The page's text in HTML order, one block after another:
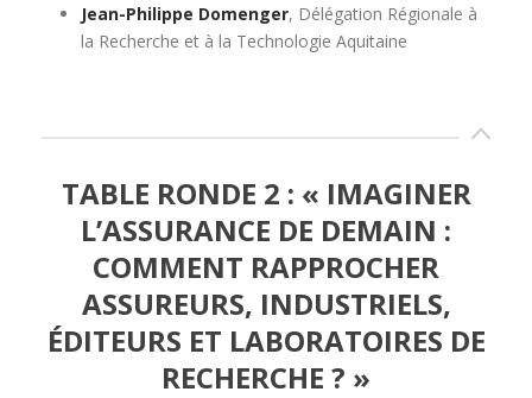
Jean-Philippe Domenger, Délégation Régionale à
la Recherche et à la Technologie Aquitaine
TABLE RONDE 2 : « IMAGINER
L’ASSURANCE DE DEMAIN :
COMMENT RAPPROCHER
ASSUREURS, INDUSTRIELS,
ÉDITEURS ET LABORATOIRES DE
RECHERCHE ? »